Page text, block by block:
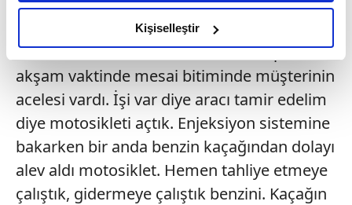
amacımızın size daha iyi bir reklam deneyimi sunmak
olduğunu ve sizlere en iyi içerikleri sunabilmek adına
elimizden gelen çabayı gösterdiğimizi ve bu noktada,
reklamların maliyetlerimizi karşılamak noktasında tek gelir
kalemimiz olduğunu sizlere hatırlatmak isteriz.
Her halükârda, kullanıcılar, bu çerezlere izin vermedikleri
takdirde, kullanıcılara hedefli reklamlar
Sizlere daha iyi bir hizmet sunabilmek için İnternet
Kişiselleştir
'MOTOSİKLET BİR ANDA ALEV ALDI'
Motosiklet tamircisi Muhammed Tepe, "Dün
akşam vaktinde mesai bitiminde müşterinin
acelesi vardı. İşi var diye aracı tamir edelim
diye motosikleti açtık. Enjeksiyon sistemine
bakarken bir anda benzin kaçağından dolayı
alev aldı motosiklet. Hemen tahliye etmeye
çalıştık, gidermeye çalıştık benzini. Kaçağın